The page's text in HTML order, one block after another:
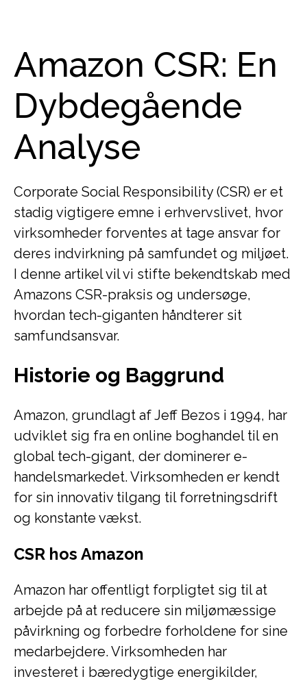
Amazon CSR: En
Dybdegående
Analyse
Corporate Social Responsibility (CSR) er et
stadig vigtigere emne i erhvervslivet, hvor
virksomheder forventes at tage ansvar for
deres indvirkning på samfundet og miljøet.
I denne artikel vil vi stifte bekendtskab med
Amazons CSR-praksis og undersøge,
hvordan tech-giganten håndterer sit
samfundsansvar.
Historie og Baggrund
Amazon, grundlagt af Jeff Bezos i 1994, har
udviklet sig fra en online boghandel til en
global tech-gigant, der dominerer e-
handelsmarkedet. Virksomheden er kendt
for sin innovativ tilgang til forretningsdrift
og konstante vækst.
CSR hos Amazon
Amazon har offentligt forpligtet sig til at
arbejde på at reducere sin miljømæssige
påvirkning og forbedre forholdene for sine
medarbejdere. Virksomheden har
investeret i bæredygtige energikilder,